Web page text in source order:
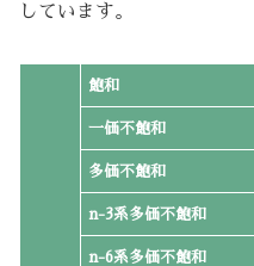
しています。
飽和
一価不飽和
多価不飽和
n-3系多価不飽和
n-6系多価不飽和